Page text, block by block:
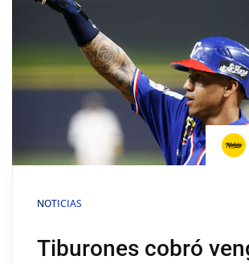
NOTICIAS
Tiburones cobró